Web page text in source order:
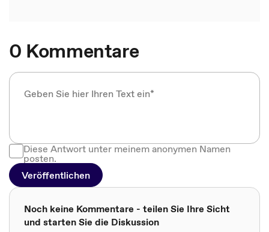
0 Kommentare
Diese Antwort unter meinem anonymen Namen
posten.
Veröffentlichen
Noch keine Kommentare - teilen Sie Ihre Sicht
und starten Sie die Diskussion